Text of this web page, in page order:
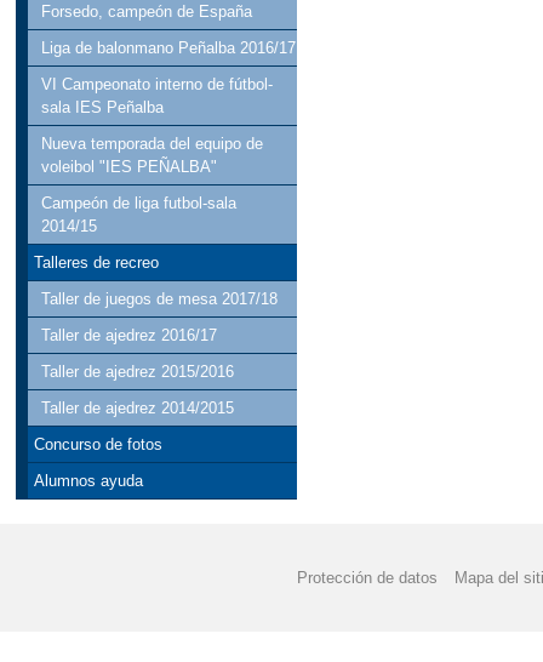
Forsedo, campeón de España
Liga de balonmano Peñalba 2016/17
VI Campeonato interno de fútbol-
sala IES Peñalba
Nueva temporada del equipo de
voleibol "IES PEÑALBA"
Campeón de liga futbol-sala
2014/15
Talleres de recreo
Taller de juegos de mesa 2017/18
Taller de ajedrez 2016/17
Taller de ajedrez 2015/2016
Taller de ajedrez 2014/2015
Concurso de fotos
Alumnos ayuda
Protección de datos Mapa del